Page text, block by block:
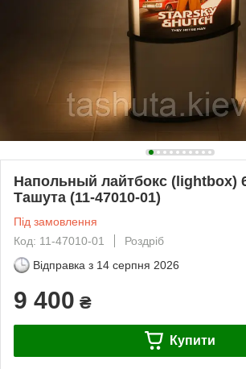
Напольный лайтбокс (lightbox)
Ташута (11-47010-01)
Під замовлення
Код: 11-47010-01
Роздріб
Відправка з 14 серпня 2026
9 400 ₴
Купити